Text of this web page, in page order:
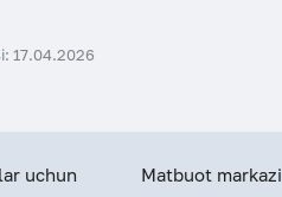
17.04.2026
uchun Matbuot markazi